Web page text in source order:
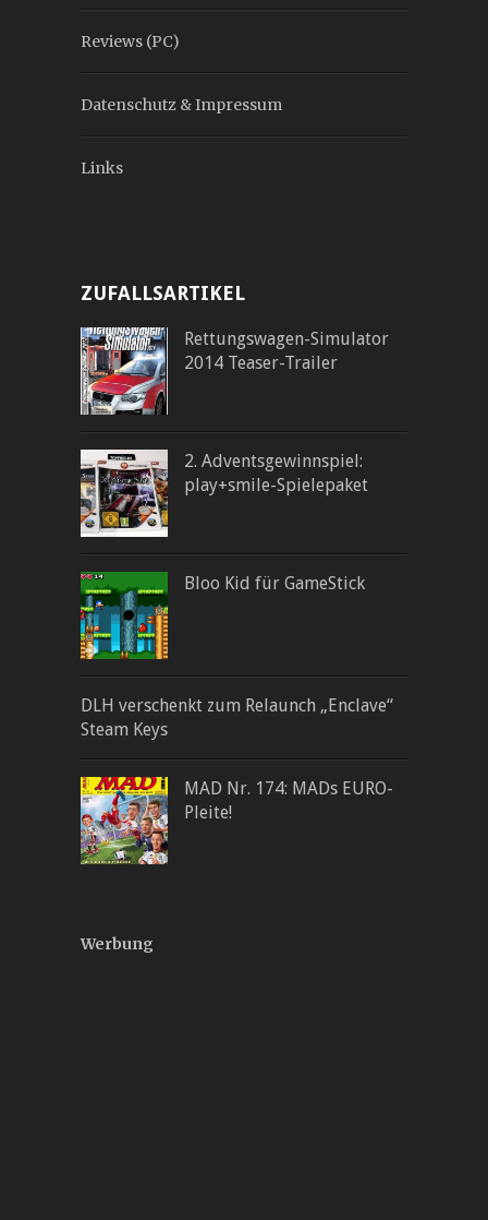
Reviews (PC)
Datenschutz & Impressum
Links
ZUFALLSARTIKEL
Rettungswagen-Simulator
2014 Teaser-Trailer
2. Adventsgewinnspiel:
play+smile-Spielepaket
Bloo Kid für GameStick
DLH verschenkt zum Relaunch „Enclave“
Steam Keys
MAD Nr. 174: MADs EURO-
Pleite!
Werbung